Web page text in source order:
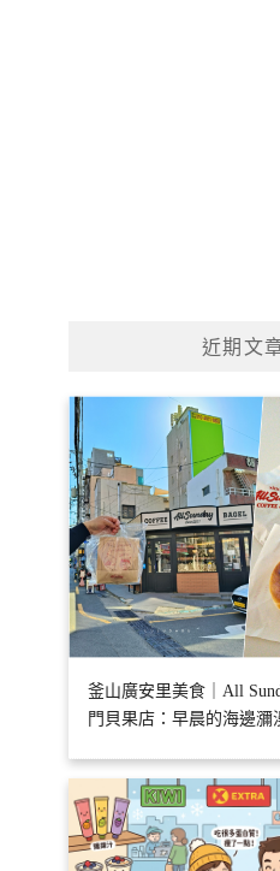
近期文
釜山廣安里美食｜All
門貝果店：早晨的海邊瀰